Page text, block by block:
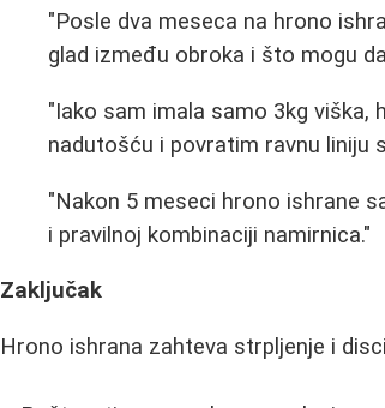
"Posle dva meseca na hrono
glad između obroka i što mogu
"Iako sam imala samo 3kg
nadutošću i povratim ravnu liniju
"Nakon 5 meseci hrono ishrane
i pravilnoj kombinaciji namirnica."
Zaključak
Hrono ishrana zahteva strpljenje i